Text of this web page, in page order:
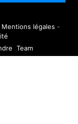
Mentions légales -
Team